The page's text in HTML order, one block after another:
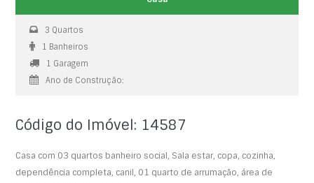
3 Quartos
1 Banheiros
1 Garagem
Ano de Construção:
Código do Imóvel: 14587
Casa com 03 quartos banheiro social, Sala estar, copa, cozinha,
dependência completa, canil, 01 quarto de arrumação, área de